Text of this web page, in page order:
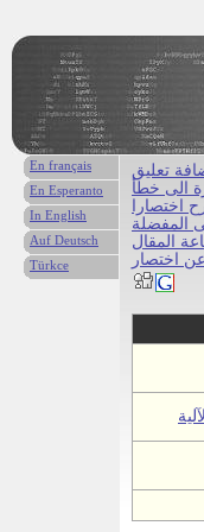
تعليق
الى خطأ
اختصارا
المفضلة
المقال
اختصار
En français
En Esperanto
In English
Auf Deutsch
Türkce